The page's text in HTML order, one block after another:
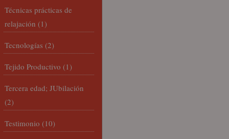
Técnicas prácticas de
relajación (1)
Tecnologías (2)
Tejido Productivo (1)
Tercera edad; JUbilación
(2)
Testimonio (10)